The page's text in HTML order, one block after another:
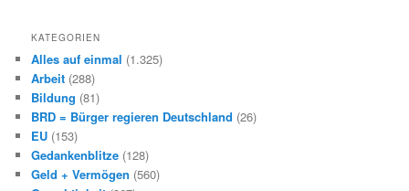
KATEGORIEN
Alles auf einmal (1.325)
Arbeit (288)
Bildung (81)
BRD = Bürger regieren Deutschland (26)
EU (153)
Gedankenblitze (128)
Geld + Vermögen (560)